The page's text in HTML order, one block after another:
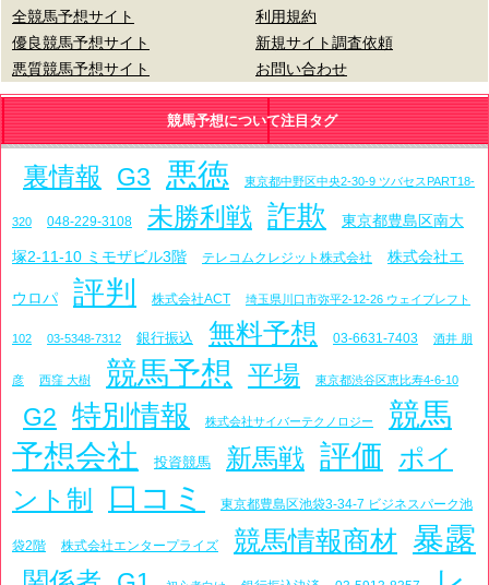
全競馬予想サイト
優良競馬予想サイト
悪質競馬予想サイト
利用規約
新規サイト調査依頼
お問い合わせ
競馬予想について注目タグ
裏情報 G3 悪徳 東京都中野区中央2-30-9 ツバセスPART18-
320 048-229-3108 未勝利戦 詐欺 東京都豊島区南大
塚2-11-10 ミモザビル3階 テレコムクレジット株式会社 株式会社エ
ウロパ 評判 株式会社ACT 埼玉県川口市弥平2-12-26 ウェイブレフト
102 03-5348-7312 銀行振込 無料予想 03-6631-7403 酒井 朋
彦 西窪 大樹 競馬予想 平場 東京都渋谷区恵比寿4-6-10
G2 特別情報 株式会社サイバーテクノロジー
競馬
予想会社
投資競馬 新馬戦 評価
ポイ
ント制
口コミ 東京都豊島区池袋3-34-7 ビジネスパーク池
袋2階 株式会社エンタープライズ 競馬情報商材 暴露